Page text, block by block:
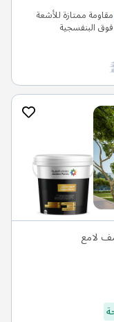
مقاومة ممتازة للأشعة
فوق البنفسجية
لامع